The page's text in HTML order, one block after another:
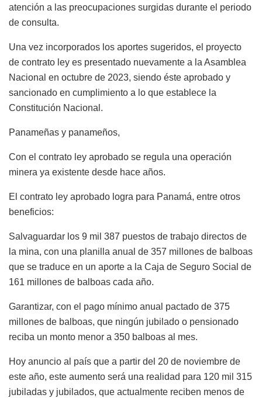
atención a las preocupaciones surgidas durante el periodo
de consulta.
Una vez incorporados los aportes sugeridos, el proyecto
de contrato ley es presentado nuevamente a la Asamblea
Nacional en octubre de 2023, siendo éste aprobado y
sancionado en cumplimiento a lo que establece la
Constitución Nacional.
Panameñas y panameños,
Con el contrato ley aprobado se regula una operación
minera ya existente desde hace años.
El contrato ley aprobado logra para Panamá, entre otros
beneficios:
Salvaguardar los 9 mil 387 puestos de trabajo directos de
la mina, con una planilla anual de 357 millones de balboas
que se traduce en un aporte a la Caja de Seguro Social de
161 millones de balboas cada año.
Garantizar, con el pago mínimo anual pactado de 375
millones de balboas, que ningún jubilado o pensionado
reciba un monto menor a 350 balboas al mes.
Hoy anuncio al país que a partir del 20 de noviembre de
este año, este aumento será una realidad para 120 mil 315
jubiladas y jubilados, que actualmente reciben menos de